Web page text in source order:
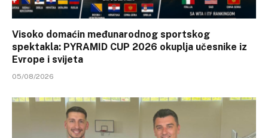
Visoko domaćin međunarodnog sportskog
spektakla: PYRAMID CUP 2026 okuplja učesnike iz
Evrope i svijeta
05/08/2026